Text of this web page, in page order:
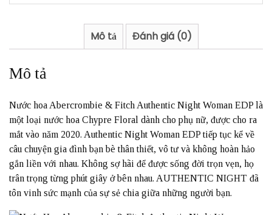
Mô tả Đánh giá (0)
Mô tả
Nước hoa Abercrombie & Fitch Authentic Night Woman EDP là
một loại nước hoa Chypre Floral dành cho phụ nữ, được cho ra
mắt vào năm 2020. Authentic Night Woman EDP tiếp tục kể về
câu chuyện gia đình bạn bè thân thiết, vô tư và không hoàn hảo
gắn liền với nhau. Không sợ hãi để được sống đời trọn vẹn, họ
trân trọng từng phút giây ở bên nhau. AUTHENTIC NIGHT đã
tôn vinh sức mạnh của sự sẻ chia giữa những người bạn.